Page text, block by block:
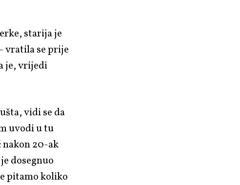
starija je
vratila se prije
je, vrijedi
vidi se da
uvodi u tu
nakon 20-ak
dosegnuo
pitamo koliko